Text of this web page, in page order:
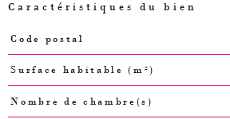
Caractéristiques du bien
Caractéristiques
Code postal
Surface habitable (m²)
Nombre de chambre(s)